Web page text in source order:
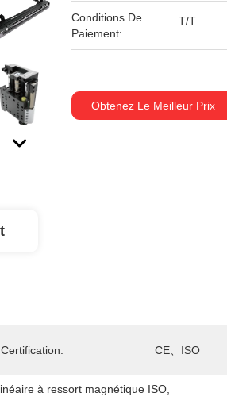
Conditions De
Paiement:
T/T
Obtenez Le Meilleur Prix
Certification: CE、ISO
à ressort magnétique ISO